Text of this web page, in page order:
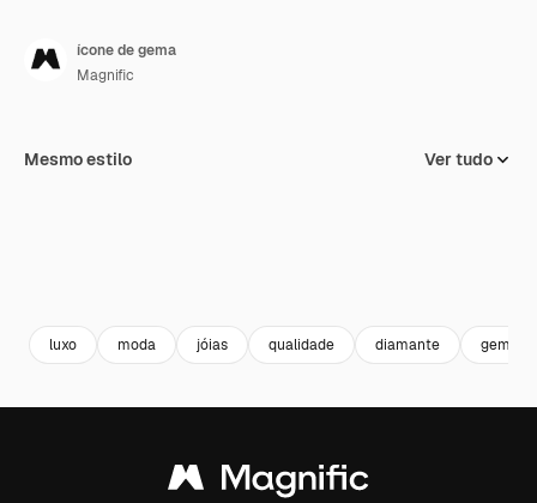
ícone de gema
Magnific
Mesmo estilo Ver tudo
luxo moda jóias qualidade diamante gema